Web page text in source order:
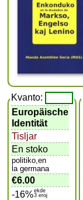
Kvanto:
Europäische
Identität
Tisljar
En stoko
politiko,en
la germana
€6.00
-16%ekde
3 eroj